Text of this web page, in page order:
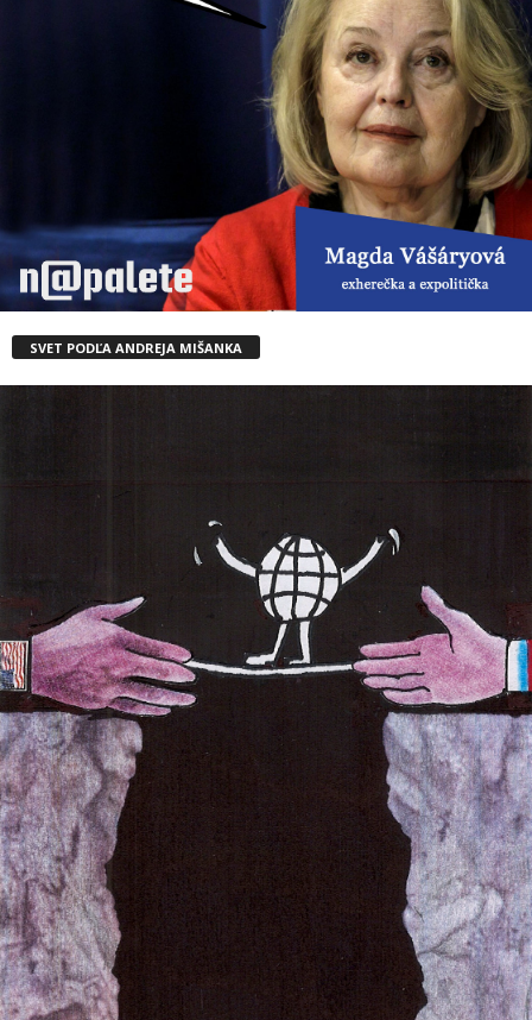
SVET PODĽA ANDREJA MIŠANKA